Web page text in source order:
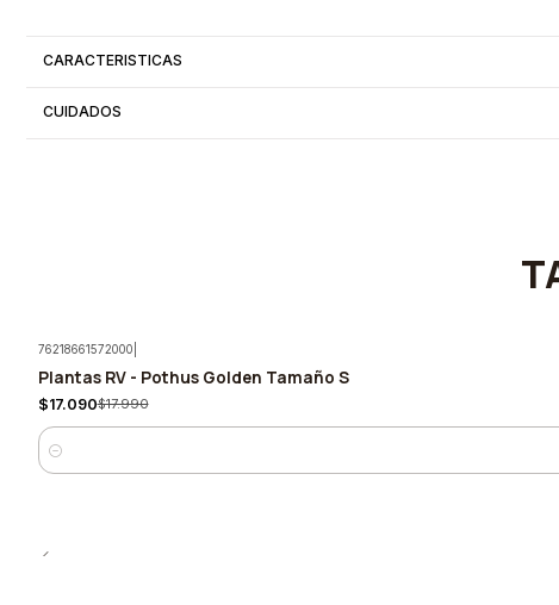
CARACTERISTICAS
CUIDADOS
-5%
76218661572000
Plantas RV - Pothus Golden Tamaño S
$17.090$17.990
Cantidad